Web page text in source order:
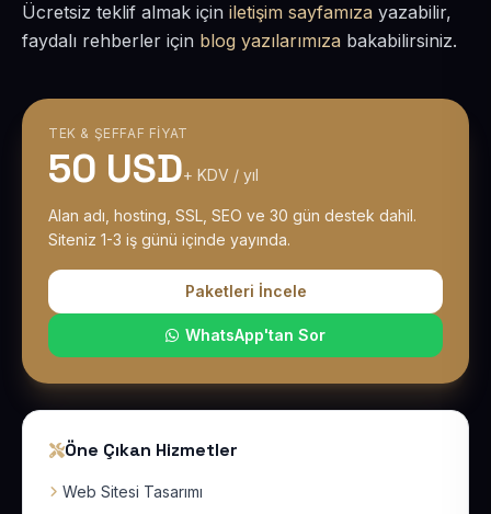
Ücretsiz teklif almak için iletişim sayfamıza yazabilir,
faydalı rehberler için blog yazılarımıza bakabilirsiniz.
TEK & ŞEFFAF FIYAT
50 USD+ KDV / yıl
Alan adı, hosting, SSL, SEO ve 30 gün destek dahil.
Siteniz 1-3 iş günü içinde yayında.
Paketleri İncele
WhatsApp'tan Sor
Öne Çıkan Hizmetler
Web Sitesi Tasarımı